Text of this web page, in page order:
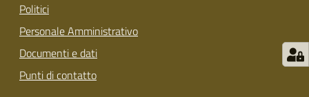
Tutti
gli
argomenti...
Politici
Personale Amministrativo
Documenti e dati
Punti di contatto